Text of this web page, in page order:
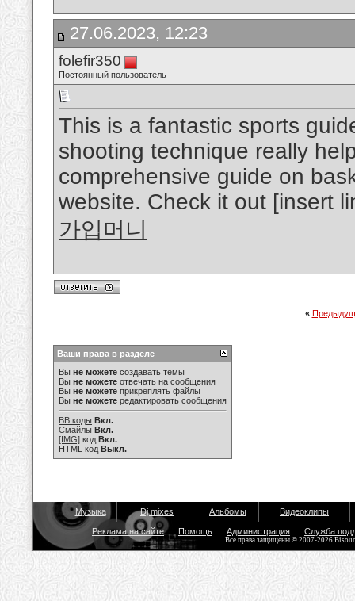
27.06.2023, 12:23
folefir350
Постоянный пользователь
This is a fantastic sports
shooting technique really
comprehensive guide on
website. Check it out [insert
가입머니
«
Ваши права в разделе
Вы не можете создавать темы
Вы не можете отвечать на сообщения
Вы не можете прикреплять файлы
Вы не можете редактировать сообщения
BB коды Вкл.
Смайлы Вкл.
[IMG] код Вкл.
HTML код Выкл.
Музыка Dj mixes Альбомы Видеоклипы
Реклама на сайте Помощь Администрация Служба
Все права защищены © 2007-2026